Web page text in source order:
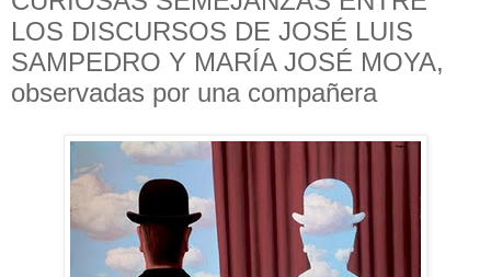
LOS DISCURSOS DE JOSÉ LUIS
SAMPEDRO Y MARÍA JOSÉ MOYA,
observadas por una compañera